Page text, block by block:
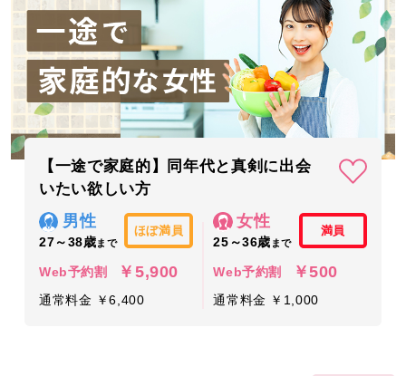
【一途で家庭的】同年代と真剣に出会
いたい欲しい方
男性
27～38歳まで
ほぼ満員
Web予約割 ￥5,900
通常料金 ￥6,400
女性
25～36歳 まで
満員
Web予約割 ￥500
通常料金 ￥1,000